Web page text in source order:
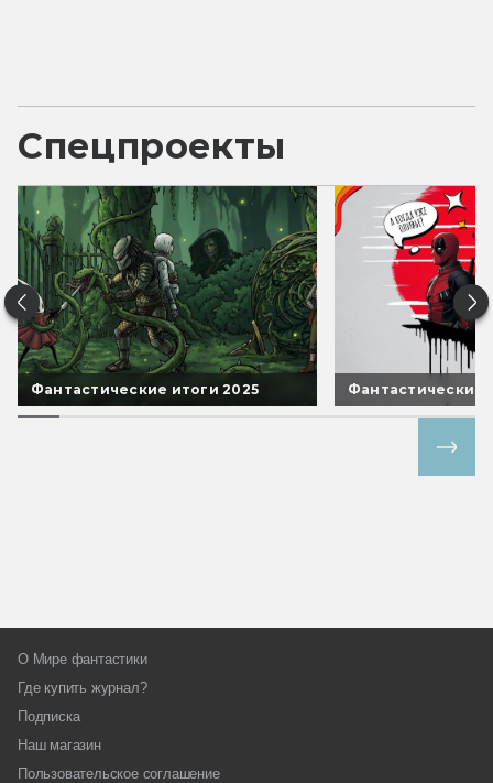
Спецпроекты
Фантастические итоги 2025 Фантастические
О Мире фантастики
Где купить журнал?
Подписка
Наш магазин
Пользовательское соглашение